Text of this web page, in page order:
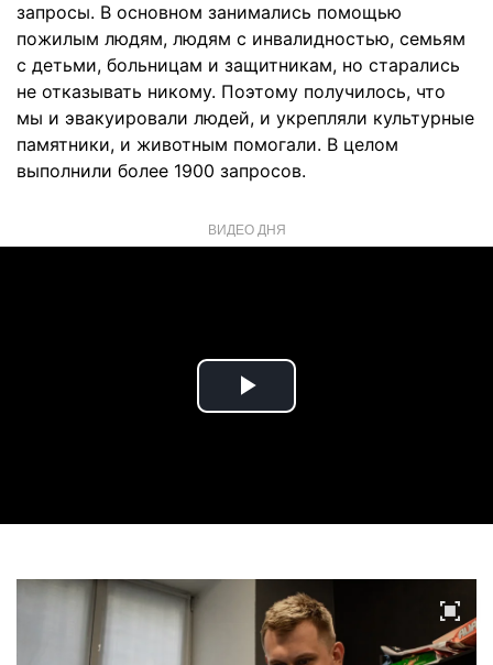
запросы. В основном занимались помощью
пожилым людям, людям с инвалидностью, семьям
с детьми, больницам и защитникам, но старались
не отказывать никому. Поэтому получилось, что
мы и эвакуировали людей, и укрепляли культурные
памятники, и животным помогали. В целом
выполнили более 1900 запросов.
ВИДЕО ДНЯ
Play